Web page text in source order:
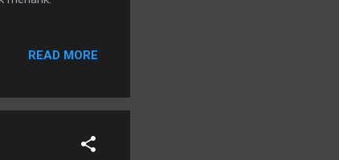
READ MORE